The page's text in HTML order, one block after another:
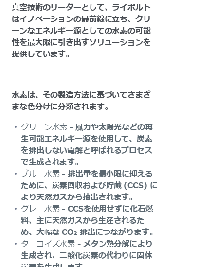
真空技術のリーダーとして、ライボルト
はイノベーションの最前線に立ち、クリ
ーンなエネルギー源としての水素の可能
性を最大限に引き出すソリューションを
提供しています。
水素は、その製造方法に基づいてさまざ
まな色分けに分類されます。
グリーン水素 - 風力や太陽光などの再
生可能エネルギー源を使用して、炭素
を排出しない電解と呼ばれるプロセス
で生成されます。
ブルー水素 - 排出量を最小限に抑える
ために、炭素回収および貯蔵 (CCS) に
より天然ガスから抽出されます。
グレー水素 - CCSを使用せずに化石燃
料、主に天然ガスから生産されるた
め、大幅な CO₂ 排出につながります。
ターコイズ水素 - メタン熱分解により
生成され、二酸化炭素の代わりに固体